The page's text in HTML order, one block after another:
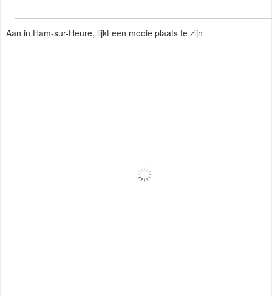
Aan in Ham-sur-Heure, lijkt een mooie plaats te zijn